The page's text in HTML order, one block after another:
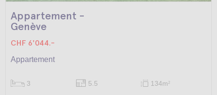
Appartement -
Genève
CHF 6'044.-
Appartement
3 5.5 134m2